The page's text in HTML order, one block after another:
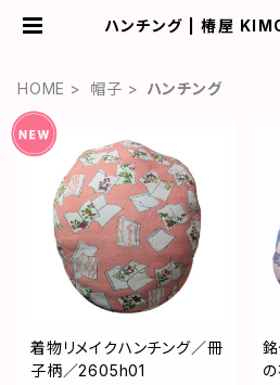
ハンチング | 椿屋
HOME 帽子 ハンチング
着物リメイクハンチング／冊
子柄／2605h01